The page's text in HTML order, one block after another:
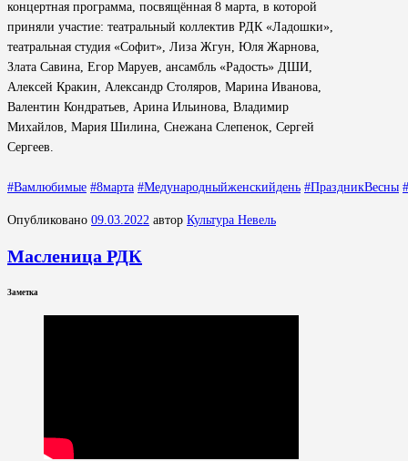
концертная программа, посвящённая 8 марта, в которой
приняли участие: театральный коллектив РДК «Ладошки»,
театральная студия «Софит», Лиза Жгун, Юля Жарнова,
Злата Савина, Егор Маруев, ансамбль «Радость» ДШИ,
Алексей Кракин, Александр Столяров, Марина Иванова,
Валентин Кондратьев, Арина Ильинова, Владимир
Михайлов, Мария Шилина, Снежана Слепенок, Сергей
Сергеев.
#Вамлюбимые #8марта #Медународныйженскийдень #ПраздникВесны
Опубликовано 09.03.2022 автор Культура Невель
Масленица РДК
Заметка